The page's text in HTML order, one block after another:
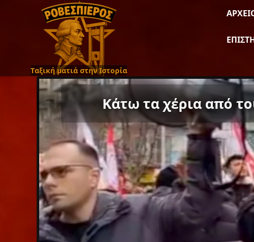
Ταξική ματιά στην Ιστορία
Κάτω τα χέρια από